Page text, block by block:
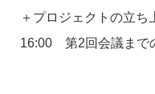
＋プロジェクトの立ち
16:00 第2回会議まで